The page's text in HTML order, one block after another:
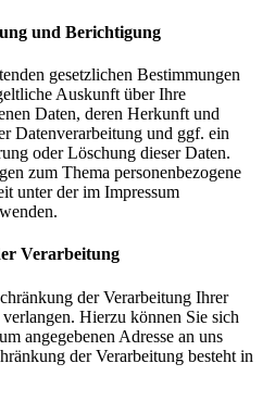
und Berichtigung
gesetzlichen Bestimmungen
Auskunft über Ihre
Daten, deren Herkunft und
Datenverarbeitung und ggf. ein
oder Löschung dieser Daten.
zum Thema personenbezogene
unter der im Impressum
Verarbeitung
der Verarbeitung Ihrer
Hierzu können Sie sich
angegebenen Adresse an uns
der Verarbeitung besteht in